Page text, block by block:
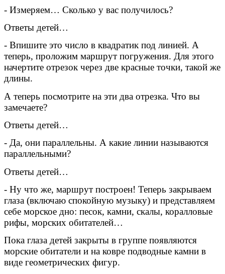
- Измеряем… Сколько у вас получилось?
Ответы детей…
- Впишите это число в квадратик под линией. А
теперь, проложим маршрут погружения. Для этого
начертите отрезок через две красные точки, такой же
длины.
А теперь посмотрите на эти два отрезка. Что вы
замечаете?
Ответы детей…
- Да, они параллельны. А какие линии называются
параллельными?
Ответы детей…
- Ну что же, маршрут построен! Теперь закрываем
глаза (включаю спокойную музыку) и представляем
себе морское дно: песок, камни, скалы, коралловые
рифы, морских обитателей…
Пока глаза детей закрыты в группе появляются
морские обитатели и на ковре подводные камни в
виде геометрических фигур.